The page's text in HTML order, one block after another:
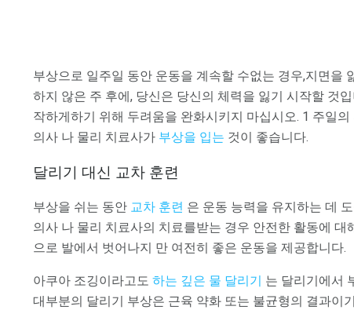
부상으로 일주일 동안 운동을 계속할 수없는 경우,지면을
하지 않은 주 후에, 당신은 당신의 체력을 잃기 시작할 것
작하게하기 위해 두려움을 완화시키지 마십시오. 1 주일
의사 나 물리 치료사가 부상을 입는 것이 좋습니다.
달리기 대신 교차 훈련
부상을 쉬는 동안 교차 훈련 은 운동 능력을 유지하는 데
의사 나 물리 치료사의 치료를받는 경우 안전한 활동에
으로 발에서 벗어나지 만 여전히 좋은 운동을 제공합니다.
아쿠아 조깅이라고도 하는 깊은 물 달리기
는 달리기에서
대부분의 달리기 부상은 근육 약화 또는 불균형의 결과이